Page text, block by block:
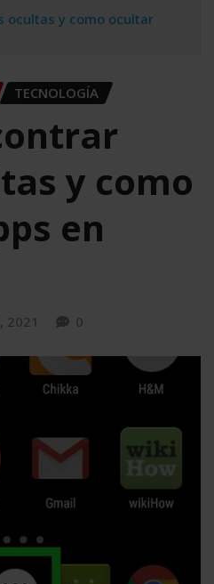
ocultas y como ocultar
TECNOLOGÍA
y como
en
2021 0